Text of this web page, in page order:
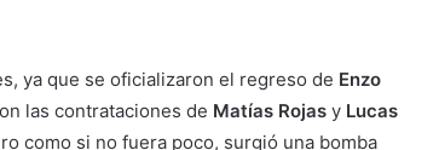
ya que se oficializaron el regreso de Enzo
las contrataciones de Matías Rojas y Lucas
como si no fuera poco, surgió una bomba